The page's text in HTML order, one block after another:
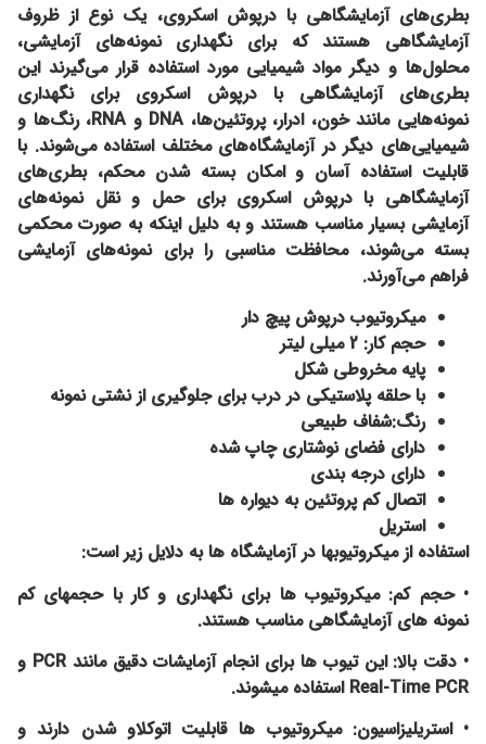
بطری‌های آزمایشگاهی با درپوش اسکروی، یک نوع از ظروف
آزمایشگاهی هستند که برای نگهداری نمونه‌های آزمایشی،
محلول‌ها و دیگر مواد شیمیایی مورد استفاده قرار می‌گیرند این
بطری‌های آزمایشگاهی با درپوش اسکروی برای نگهداری
نمونه‌هایی مانند خون، ادرار، پروتئین‌ها، DNA و RNA، رنگ‌ها و
شیمیایی‌های دیگر در آزمایشگاه‌های مختلف استفاده می‌شوند. با
قابلیت استفاده آسان و امکان بسته شدن محکم، بطری‌های
آزمایشگاهی با درپوش اسکروی برای حمل و نقل نمونه‌های
آزمایشی بسیار مناسب هستند و به دلیل اینکه به صورت محکمی
بسته می‌شوند، محافظت مناسبی را برای نمونه‌های آزمایشی
فراهم می‌آورند.
میکروتیوب درپوش پیچ دار
حجم کار: 2 میلی لیتر
پایه مخروطی شکل
با حلقه پلاستیکی در درب برای جلوگیری از نشتی نمونه
رنگ:شفاف طبیعی
دارای فضای نوشتاری چاپ شده
دارای درجه بندی
اتصال کم پروتئین به دیواره ها
استریل
استفاده از میکروتیوبها در آزمایشگاه ها به دلایل زیر است:
• حجم کم: میکروتیوب ها برای نگهداری و کار با حجمهای کم
نمونه های آزمایشگاهی مناسب هستند.
• دقت بالا: این تیوب ها برای انجام آزمایشات دقیق مانند PCR و
Real-Time PCR استفاده میشوند.
• استریلیزاسیون: میکروتیوب ها قابلیت اتوکلاو شدن دارند و